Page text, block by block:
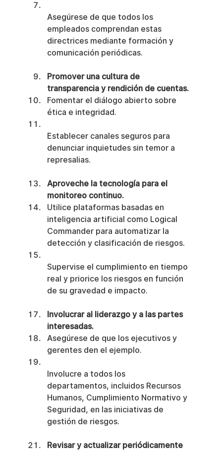
Asegúrese de que todos los
empleados comprendan estas
directrices mediante formación y
comunicación periódicas.
Promover una cultura de
transparencia y rendición de cuentas.
Fomentar el diálogo abierto sobre
ética e integridad.
Establecer canales seguros para
denunciar inquietudes sin temor a
represalias.
Aproveche la tecnología para el
monitoreo continuo.
Utilice plataformas basadas en
inteligencia artificial como Logical
Commander para automatizar la
detección y clasificación de riesgos.
Supervise el cumplimiento en tiempo
real y priorice los riesgos en función
de su gravedad e impacto.
Involucrar al liderazgo y a las partes
interesadas.
Asegúrese de que los ejecutivos y
gerentes den el ejemplo.
Involucre a todos los
departamentos, incluidos Recursos
Humanos, Cumplimiento Normativo y
Seguridad, en las iniciativas de
gestión de riesgos.
Revisar y actualizar periódicamente